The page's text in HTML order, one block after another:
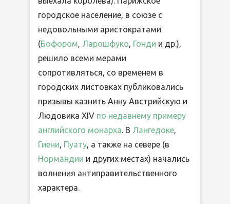
городское население, в союзе с
недовольными аристократами
(Бофором, Ларошфуко, Гонди и др.),
решило всеми мерами
сопротивляться, со временем в
городских листовках публиковались
призывы казнить Анну Австрийскую и
Людовика XIV по недавнему примеру
английского монарха. В Лангедоке,
Гиени, Пуату, а также на севере (в
Нормандии и других местах) начались
волнения антиправительственного
характера.